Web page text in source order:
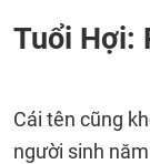
Tuổi Hợi:
Cái tên cũng
người sinh